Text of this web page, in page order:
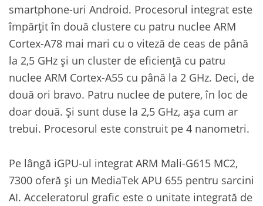
smartphone-uri Android. Procesorul integrat este
împărțit în două clustere cu patru nuclee ARM
Cortex-A78 mai mari cu o viteză de ceas de până
la 2,5 GHz și un cluster de eficiență cu patru
nuclee ARM Cortex-A55 cu până la 2 GHz. Deci, de
două ori bravo. Patru nuclee de putere, în loc de
doar două. Și sunt duse la 2,5 GHz, așa cum ar
trebui. Procesorul este construit pe 4 nanometri.
Pe lângă iGPU-ul integrat ARM Mali-G615 MC2,
7300 oferă și un MediaTek APU 655 pentru sarcini
AI. Acceleratorul grafic este o unitate integrată de